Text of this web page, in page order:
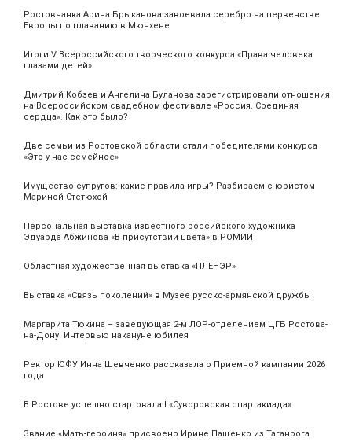
Ростовчанка Арина Брыканова завоевала серебро на первенстве
Европы по плаванию в Мюнхене
Итоги V Всероссийского творческого конкурса «Права человека
глазами детей»
Дмитрий Кобзев и Ангелина Буланова зарегистрировали отношения
на Всероссийском свадебном фестивале «Россия. Соединяя
сердца». Как это было?
Две семьи из Ростовской области стали победителями конкурса
«Это у нас семейное»
Имущество супругов: какие правила игры? Разбираем с юристом
Мариной Стетюхой
Персональная выставка известного российского художника
Эдуарда Абжинова «В присутствии цвета» в РОМИИ
Областная художественная выставка «ПЛЕНЭР»
Выставка «Связь поколений» в Музее русско-армянской дружбы
Маргарита Тюкина – заведующая 2-м ЛОР-отделением ЦГБ Ростова-
на-Дону. Интервью накануне юбилея
Ректор ЮФУ Инна Шевченко рассказала о Приемной кампании 2026
года
В Ростове успешно стартовала I «Суворовская спартакиада»
Звание «Мать‑героиня» присвоено Ирине Пащенко из Таганрога